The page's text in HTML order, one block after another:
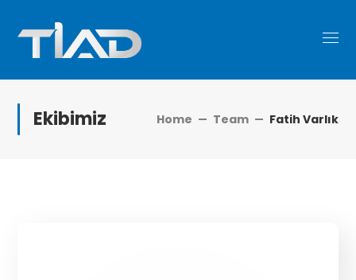
Ekibimiz Home Team Fatih Varlık